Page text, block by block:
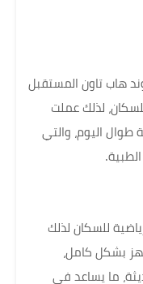
هاب تاون المستقبل
لذلك عملت
طوال اليوم، والتي
للسكان لذلك
بشكل كامل،
ما يساعد في